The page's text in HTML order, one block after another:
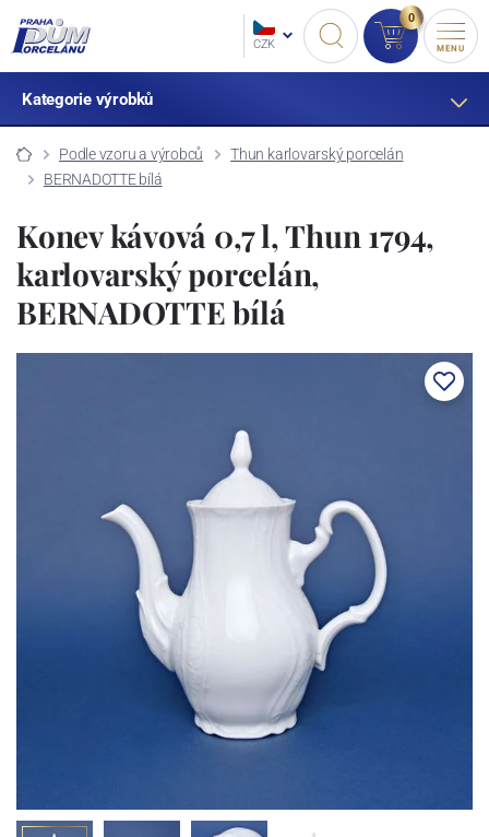
CZK
0
MENU
Kategorie výrobků
Podle vzoru a výrobců
Thun karlovarský porcelán
BERNADOTTE bílá
Konev kávová 0,7 l, Thun 1794,
karlovarský porcelán,
BERNADOTTE bílá